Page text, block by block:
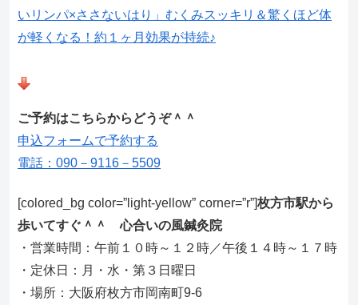
いリンパ×ささないはり」むくみスッキリ＆驚くほど体
が軽くなる！約１ヶ月効果が持続♪
ご予約はこちらからどうぞ＾＾
申込フォームで予約する
電話：090－9116－5509
[colored_bg color=”light‐yellow” corner=”r”]枚方市駅から
歩いてすぐ＾＾ 心合いの風鍼灸院
・営業時間：午前１０時～１２時／午後１４時～１７時
・定休日：月・水・第３日曜日
・場所：大阪府枚方市岡南町9-6